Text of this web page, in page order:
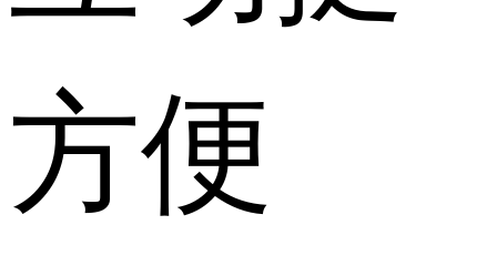
方便